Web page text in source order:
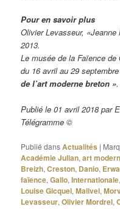
Pour en savoir plus
Olivier Levasseur,
2013.
Le musée de la Faïence
du 16 avril au 29 septembre
de l’art moderne breton ».
Publié le 01 avril 2018 par
Télégramme ©
Publié dansActualités |
Académie Julian,art
Breizh,Creston, Danio,
faïence,Gallo,Internationale,
Louise Gicquel,Malivel,
Levasseur,Olivier Mordrel,